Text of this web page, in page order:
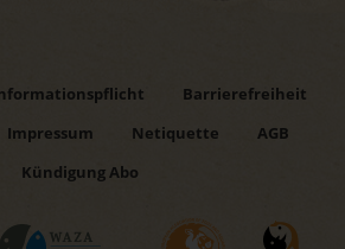
Barrierefreiheit
Impressum Netiquette
AGB
Kündigung Abo